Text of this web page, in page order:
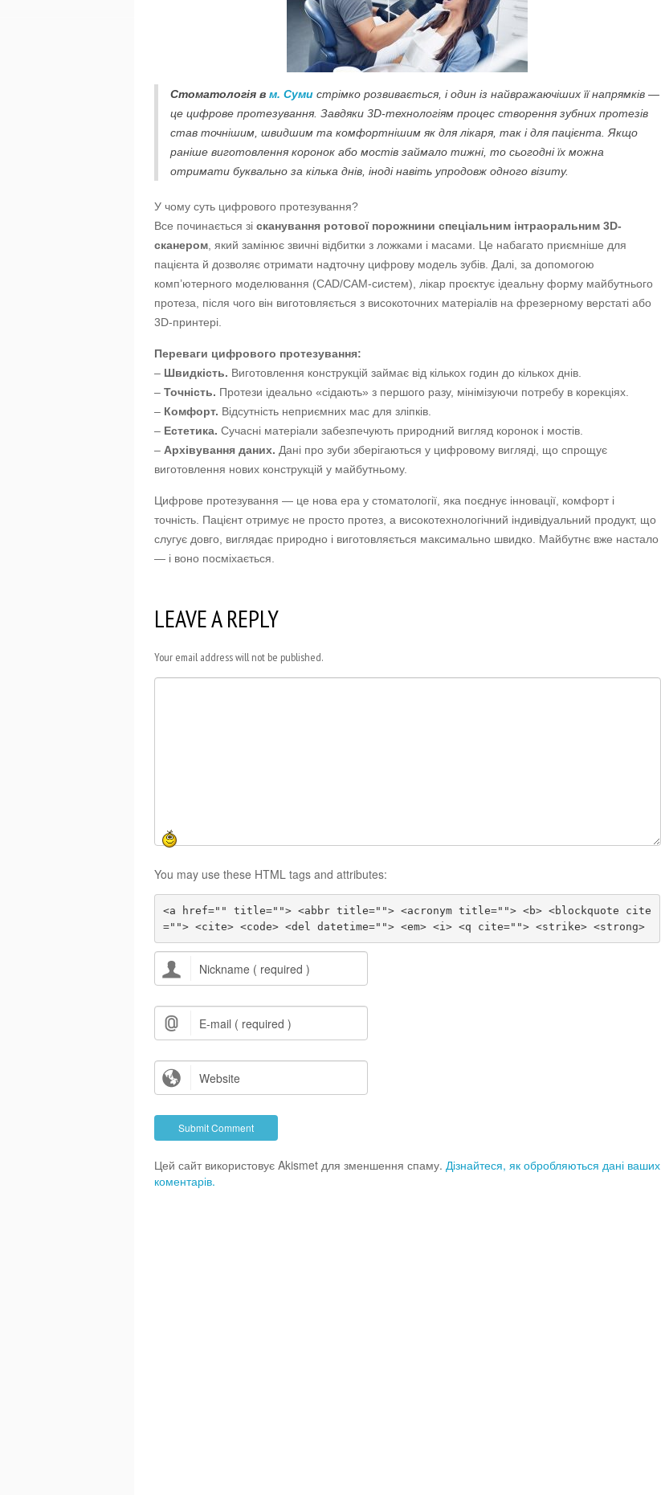
Стоматологія в м. Суми стрімко розвивається, і один із найвражаючіших її напрямків —
це цифрове протезування. Завдяки 3D-технологіям процес створення зубних протезів
став точнішим, швидшим та комфортнішим як для лікаря, так і для пацієнта. Якщо
раніше виготовлення коронок або мостів займало тижні, то сьогодні їх можна
отримати буквально за кілька днів, іноді навіть упродовж одного візиту.
У чому суть цифрового протезування?
Все починається зі сканування ротової порожнини спеціальним інтраоральним 3D-
сканером , який замінює звичні відбитки з ложками і масами. Це набагато приємніше для
пацієнта й дозволяє отримати надточну цифрову модель зубів. Далі, за допомогою
комп’ютерного моделювання (CAD/CAM-систем), лікар проєктує ідеальну форму майбутнього
протеза, після чого він виготовляється з високоточних матеріалів на фрезерному верстаті або
3D-принтері.
Переваги цифрового протезування:
– Швидкість. Виготовлення конструкцій займає від кількох годин до кількох днів.
– Точність. Протези ідеально «сідають» з першого разу, мінімізуючи потребу в корекціях.
– Комфорт. Відсутність неприємних мас для зліпків.
– Естетика. Сучасні матеріали забезпечують природний вигляд коронок і мостів.
– Архівування даних. Дані про зуби зберігаються у цифровому вигляді, що спрощує
виготовлення нових конструкцій у майбутньому.
Цифрове протезування — це нова ера у стоматології, яка поєднує інновації, комфорт і
точність. Пацієнт отримує не просто протез, а високотехнологічний індивідуальний продукт, що
слугує довго, виглядає природно і виготовляється максимально швидко. Майбутнє вже настало
— і воно посміхається.
LEAVE A REPLY
Your email address will not be published.
You may use these HTML tags and attributes:
<a href="" title=""> <abbr title=""> <acronym title=""> <b> <blockquote cite
=""> <cite> <code> <del datetime=""> <em> <i> <q cite=""> <strike> <strong>
Цей сайт використовує Akismet для зменшення спаму. Дізнайтеся, як обробляються дані ваших
коментарів.